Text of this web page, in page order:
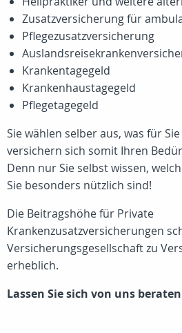
Zusatzversicherung für
Pflegezusatzversicherung
Krankentagegeld
Krankenhaustagegeld
Pflegetagegeld
Sie wählen selber aus, was für
versichern sich somit Ihren
Denn nur Sie selbst wissen,
Sie besonders nützlich sind!
Die Beitragshöhe für Private
Krankenzusatzversicherungen
Versicherungsgesellschaft zu
erheblich.
Lassen Sie sich von uns